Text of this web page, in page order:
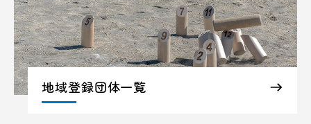
地域登録団体一覧